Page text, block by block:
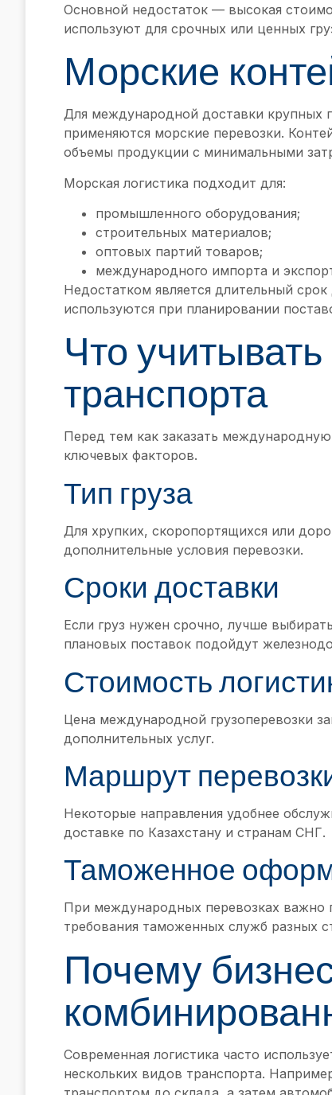
Основной недостаток — высокая
используют для срочных или ценных
Морские
Для международной доставки крупных
применяются морские перевозки.
объемы продукции с минимальными
Морская логистика подходит для:
промышленного оборудования;
строительных материалов;
оптовых партий товаров;
международного импорта и
Недостатком является длительный
используются при планировании
Что
транспорта
Перед тем как заказать
ключевых факторов.
Тип груза
Для хрупких, скоропортящихся или
дополнительные условия перевозки.
Сроки доставки
Если груз нужен срочно, лучше
плановых поставок подойдут
Стоимость
Цена международной грузоперевозки
дополнительных услуг.
Маршрут
Некоторые направления удобнее
доставке по Казахстану и странам СНГ.
Таможенное
При международных перевозках важно
требования таможенных служб разных
Почему
Современная логистика часто
нескольких видов транспорта.